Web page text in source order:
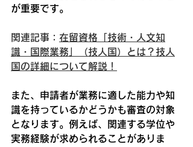
が重要です。
関連記事： 在留資格「技術・人文知
識・国際業務」（技人国）とは？技人
国の詳細について解説！
また、申請者が業務に適した能力や知
識を持っているかどうかも審査の対象
となります。例えば、関連する学位や
実務経験が求められることがありま